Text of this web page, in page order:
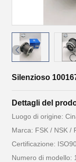
Silenzioso
Dettagli del
Luogo di origine:
Marca: FSK / NSK /
Certificazione:
Numero di modello: